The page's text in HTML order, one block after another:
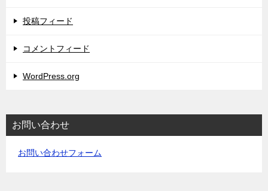
投稿フィード
コメントフィード
WordPress.org
お問い合わせ
お問い合わせフォーム